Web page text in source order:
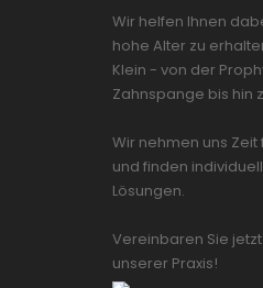
Wir helfen Ihnen
hohe Alter zu
Klein - von der
Zahnspange bis hin
Wir nehmen uns Zeit
und finden
Lösungen.
Vereinbaren Sie
unserer Praxis!